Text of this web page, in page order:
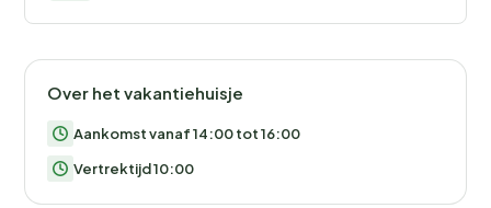
Over het vakantiehuisje
Aankomst vanaf 14:00 tot 16:00
Vertrektijd 10:00